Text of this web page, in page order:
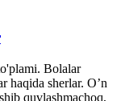
Bolalar
haqida sherlar. O’n
quvlashmachoq,